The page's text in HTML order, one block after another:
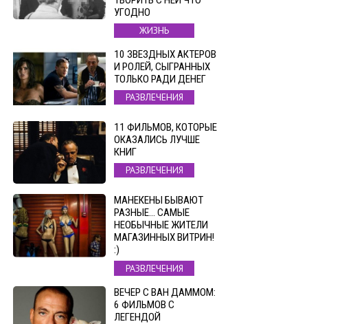
УГОДНО
ЖИЗНЬ
10 ЗВЕЗДНЫХ АКТЕРОВ
И РОЛЕЙ, СЫГРАННЫХ
ТОЛЬКО РАДИ ДЕНЕГ
РАЗВЛЕЧЕНИЯ
11 ФИЛЬМОВ, КОТОРЫЕ
ОКАЗАЛИСЬ ЛУЧШЕ
КНИГ
РАЗВЛЕЧЕНИЯ
МАНЕКЕНЫ БЫВАЮТ
РАЗНЫЕ… САМЫЕ
НЕОБЫЧНЫЕ ЖИТЕЛИ
МАГАЗИННЫХ ВИТРИН!
:)
РАЗВЛЕЧЕНИЯ
ВЕЧЕР С ВАН ДАММОМ:
6 ФИЛЬМОВ С
ЛЕГЕНДОЙ